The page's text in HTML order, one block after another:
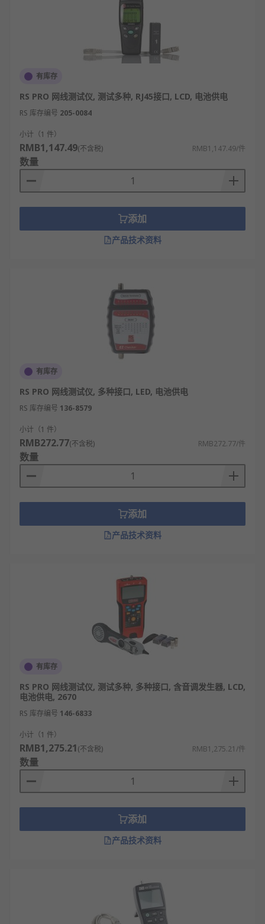
为您提供了不同的网络测试仪品牌厂家，如
、Fluk e等多款不同网络测
试仪规格、网络测试仪型号的产品供您挑选，您可以
根据实际要求进行网络测试仪批发从而满足不同的应
用场景需求。
更多网络测试仪相关的问题，请查看网络测试仪指
。
欢迎查看和订购RS的网络测试仪及相关产品，订购现
货24小时内发货，线上下单满额免运费。
有库存
RS PRO 网线测试仪, 测试多种, RJ45接口, LCD, 电池供电
RS 库存编号 205-0084
小计（1 件）
RMB1,147.49(不含税) RMB1,147.49/件
数量
添加
产品技术资料
有库存
RS PRO 网线测试仪, 多种接口, LED, 电池供电
RS 库存编号 136-8579
小计（1 件）
RMB272.77(不含税) RMB272.77/件
数量
添加
产品技术资料
有库存
RS PRO 网线测试仪, 测试多种, 多种接口, 含音调发生器, LCD,
电池供电, 2670
RS 库存编号 146-6833
小计（1 件）
RMB1,275.21(不含税) RMB1,275.21/件
数量
添加
产品技术资料